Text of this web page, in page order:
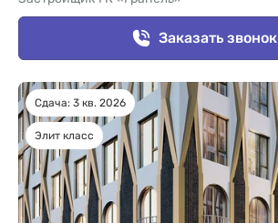
Заказать звонок
Сдача: 3 кв. 2026
Элит класс